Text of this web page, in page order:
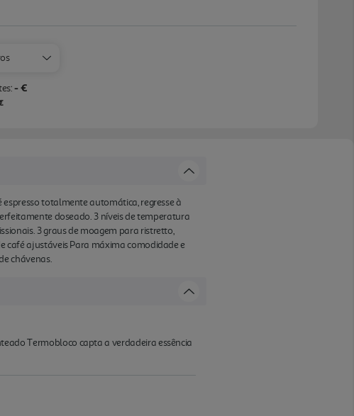
- €
espresso totalmente automática, regresse à
doseado. 3 níveis de temperatura
3 graus de moagem para ristretto,
café ajustáveis Para máxima comodidade e
chávenas.
Termobloco capta a verdadeira essência